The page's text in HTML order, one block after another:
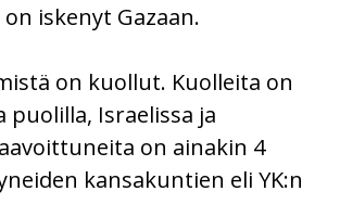
iskenyt Gazaan.
on kuollut. Kuolleita on
puolilla, Israelissa ja
on ainakin 4
kansakuntien eli YK:n